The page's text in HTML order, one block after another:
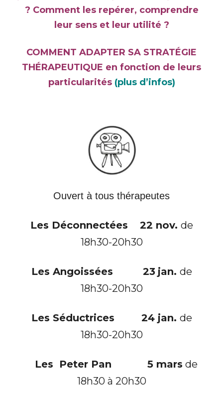
? Comment les repérer, comprendre
leur sens et leur utilité ?
COMMENT ADAPTER SA STRATÉGIE
THÉRAPEUTIQUE en fonction de leurs
particularités (plus d’infos)
Ouvert à tous thérapeutes
Les Déconnectées 22 nov. de
18h30-20h30
Les Angoissées 23 jan. de
18h30-20h30
Les Séductrices 24 jan. de
18h30-20h30
Les Peter Pan 5 mars de
18h30 à 20h30